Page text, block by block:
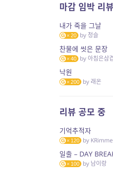
마감 임박 리
내가 죽을 그날
20 by 청슬
찬물에 씻은 문장
40 by 아침은삼
낙원
200 by 래온
리뷰 공모 중
기억추적자
120 by
일출 – DAY
100 by 남이랑